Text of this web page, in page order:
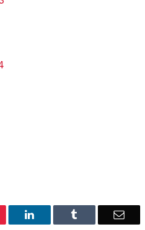
LinkedIn Email